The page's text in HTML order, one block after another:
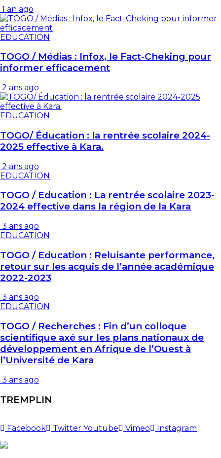
1 an ago
EDUCATION
TOGO / Médias : Infox, le Fact-Cheking pour
informer efficacement
2 ans ago
EDUCATION
TOGO/ Éducation : la rentrée scolaire 2024-
2025 effective à Kara.
2 ans ago
EDUCATION
TOGO / Education : La rentrée scolaire 2023-
2024 effective dans la région de la Kara
3 ans ago
EDUCATION
TOGO / Education : Reluisante performance,
retour sur les acquis de l’année académique
2022-2023
3 ans ago
EDUCATION
TOGO / Recherches : Fin d’un colloque
scientifique axé sur les plans nationaux de
développement en Afrique de l’Ouest à
l’Université de Kara
3 ans ago
TREMPLIN
Facebook Twitter Youtube Vimeo Instagram